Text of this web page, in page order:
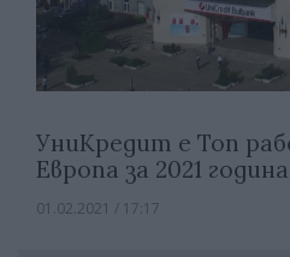
УниКредит е Топ
Европа за 2021 година
01.02.2021 / 17:17